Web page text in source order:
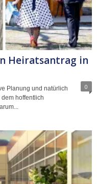
Heiratsantrag in
0
Planung und natürlich
hoffentlich